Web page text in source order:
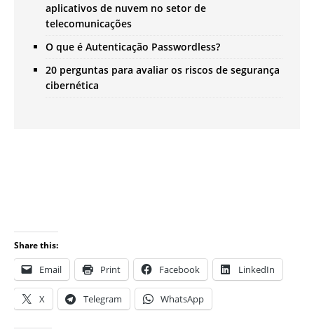
aplicativos de nuvem no setor de
telecomunicações
O que é Autenticação Passwordless?
20 perguntas para avaliar os riscos de segurança
cibernética
Share this:
Email Print Facebook LinkedIn
X Telegram WhatsApp